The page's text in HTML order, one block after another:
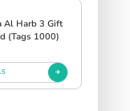
Al Harb 3 Gift
(Tags 1000)